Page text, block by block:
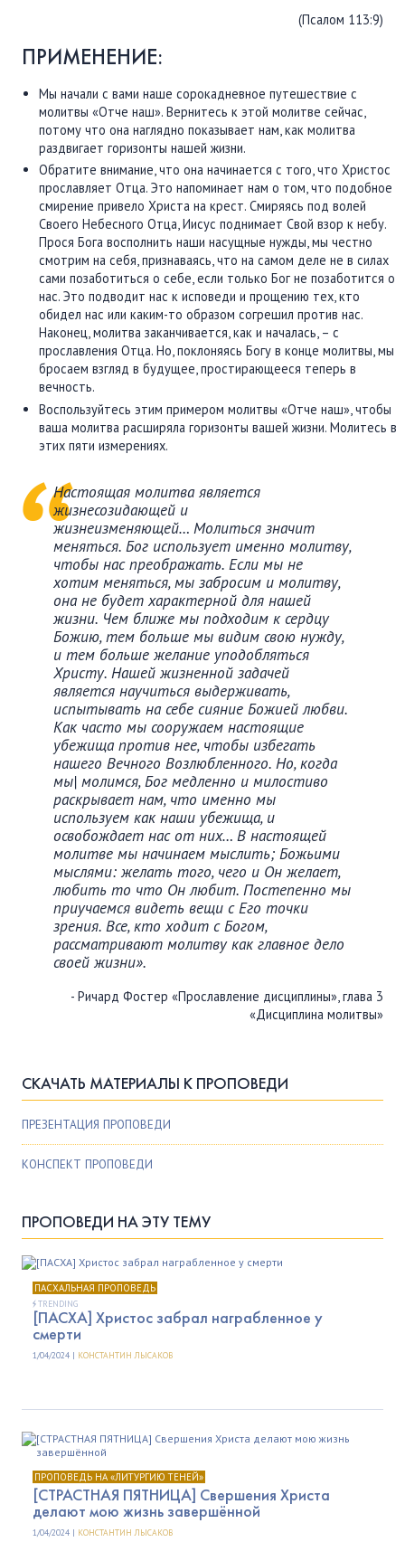
(Псалом 113:9)
ПРИМЕНЕНИЕ:
Мы начали с вами наше сорокадневное путешествие с
молитвы «Отче наш». Вернитесь к этой молитве сейчас,
потому что она наглядно показывает нам, как молитва
раздвигает горизонты нашей жизни.
Обратите внимание, что она начинается с того, что Христос
прославляет Отца. Это напоминает нам о том, что подобное
смирение привело Христа на крест. Смиряясь под волей
Своего Небесного Отца, Иисус поднимает Свой взор к небу.
Прося Бога восполнить наши насущные нужды, мы честно
смотрим на себя, признаваясь, что на самом деле не в силах
сами позаботиться о себе, если только Бог не позаботится о
нас. Это подводит нас к исповеди и прощению тех, кто
обидел нас или каким-то образом согрешил против нас.
Наконец, молитва заканчивается, как и началась, – с
прославления Отца. Но, поклоняясь Богу в конце молитвы, мы
бросаем взгляд в будущее, простирающееся теперь в
вечность.
Воспользуйтесь этим примером молитвы «Отче наш», чтобы
ваша молитва расширяла горизонты вашей жизни. Молитесь в
этих пяти измерениях.
Настоящая молитва является
жизнесозидающей и
жизнеизменяющей… Молиться значит
меняться. Бог использует именно молитву,
чтобы нас преображать. Если мы не
хотим меняться, мы забросим и молитву,
она не будет характерной для нашей
жизни. Чем ближе мы подходим к сердцу
Божию, тем больше мы видим свою нужду,
и тем больше желание уподобляться
Христу. Нашей жизненной задачей
является научиться выдерживать,
испытывать на себе сияние Божией любви.
Как часто мы сооружаем настоящие
убежища против нее, чтобы избегать
нашего Вечного Возлюбленного. Но, когда
мы| молимся, Бог медленно и милостиво
раскрывает нам, что именно мы
используем как наши убежища, и
освобождает нас от них… В настоящей
молитве мы начинаем мыслить; Божьими
мыслями: желать того, чего и Он желает,
любить то что Он любит. Постепенно мы
приучаемся видеть вещи с Его точки
зрения. Все, кто ходит с Богом,
рассматривают молитву как главное дело
своей жизни».
- Ричард Фостер «Прославление дисциплины», глава 3
«Дисциплина молитвы»
СКАЧАТЬ МАТЕРИАЛЫ К ПРОПОВЕДИ
ПРЕЗЕНТАЦИЯ ПРОПОВЕДИ
КОНСПЕКТ ПРОПОВЕДИ
ПРОПОВЕДИ НА ЭТУ ТЕМУ
ПАСХАЛЬНАЯ ПРОПОВЕДЬ
TRENDING
[ПАСХА] Христос забрал награбленное у
смерти
1/04/2024 | КОНСТАНТИН ЛЫСАКОВ
ПРОПОВЕДЬ НА «ЛИТУРГИЮ ТЕНЕЙ»
[СТРАСТНАЯ ПЯТНИЦА] Свершения Христа
делают мою жизнь завершённой
1/04/2024 | КОНСТАНТИН ЛЫСАКОВ